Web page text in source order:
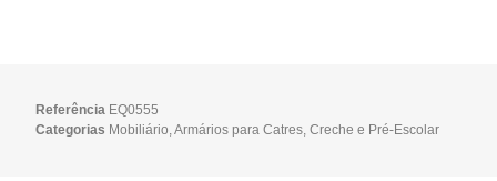
Referência EQ0555
Categorias Mobiliário,Armários para Catres,Creche e Pré-Escolar